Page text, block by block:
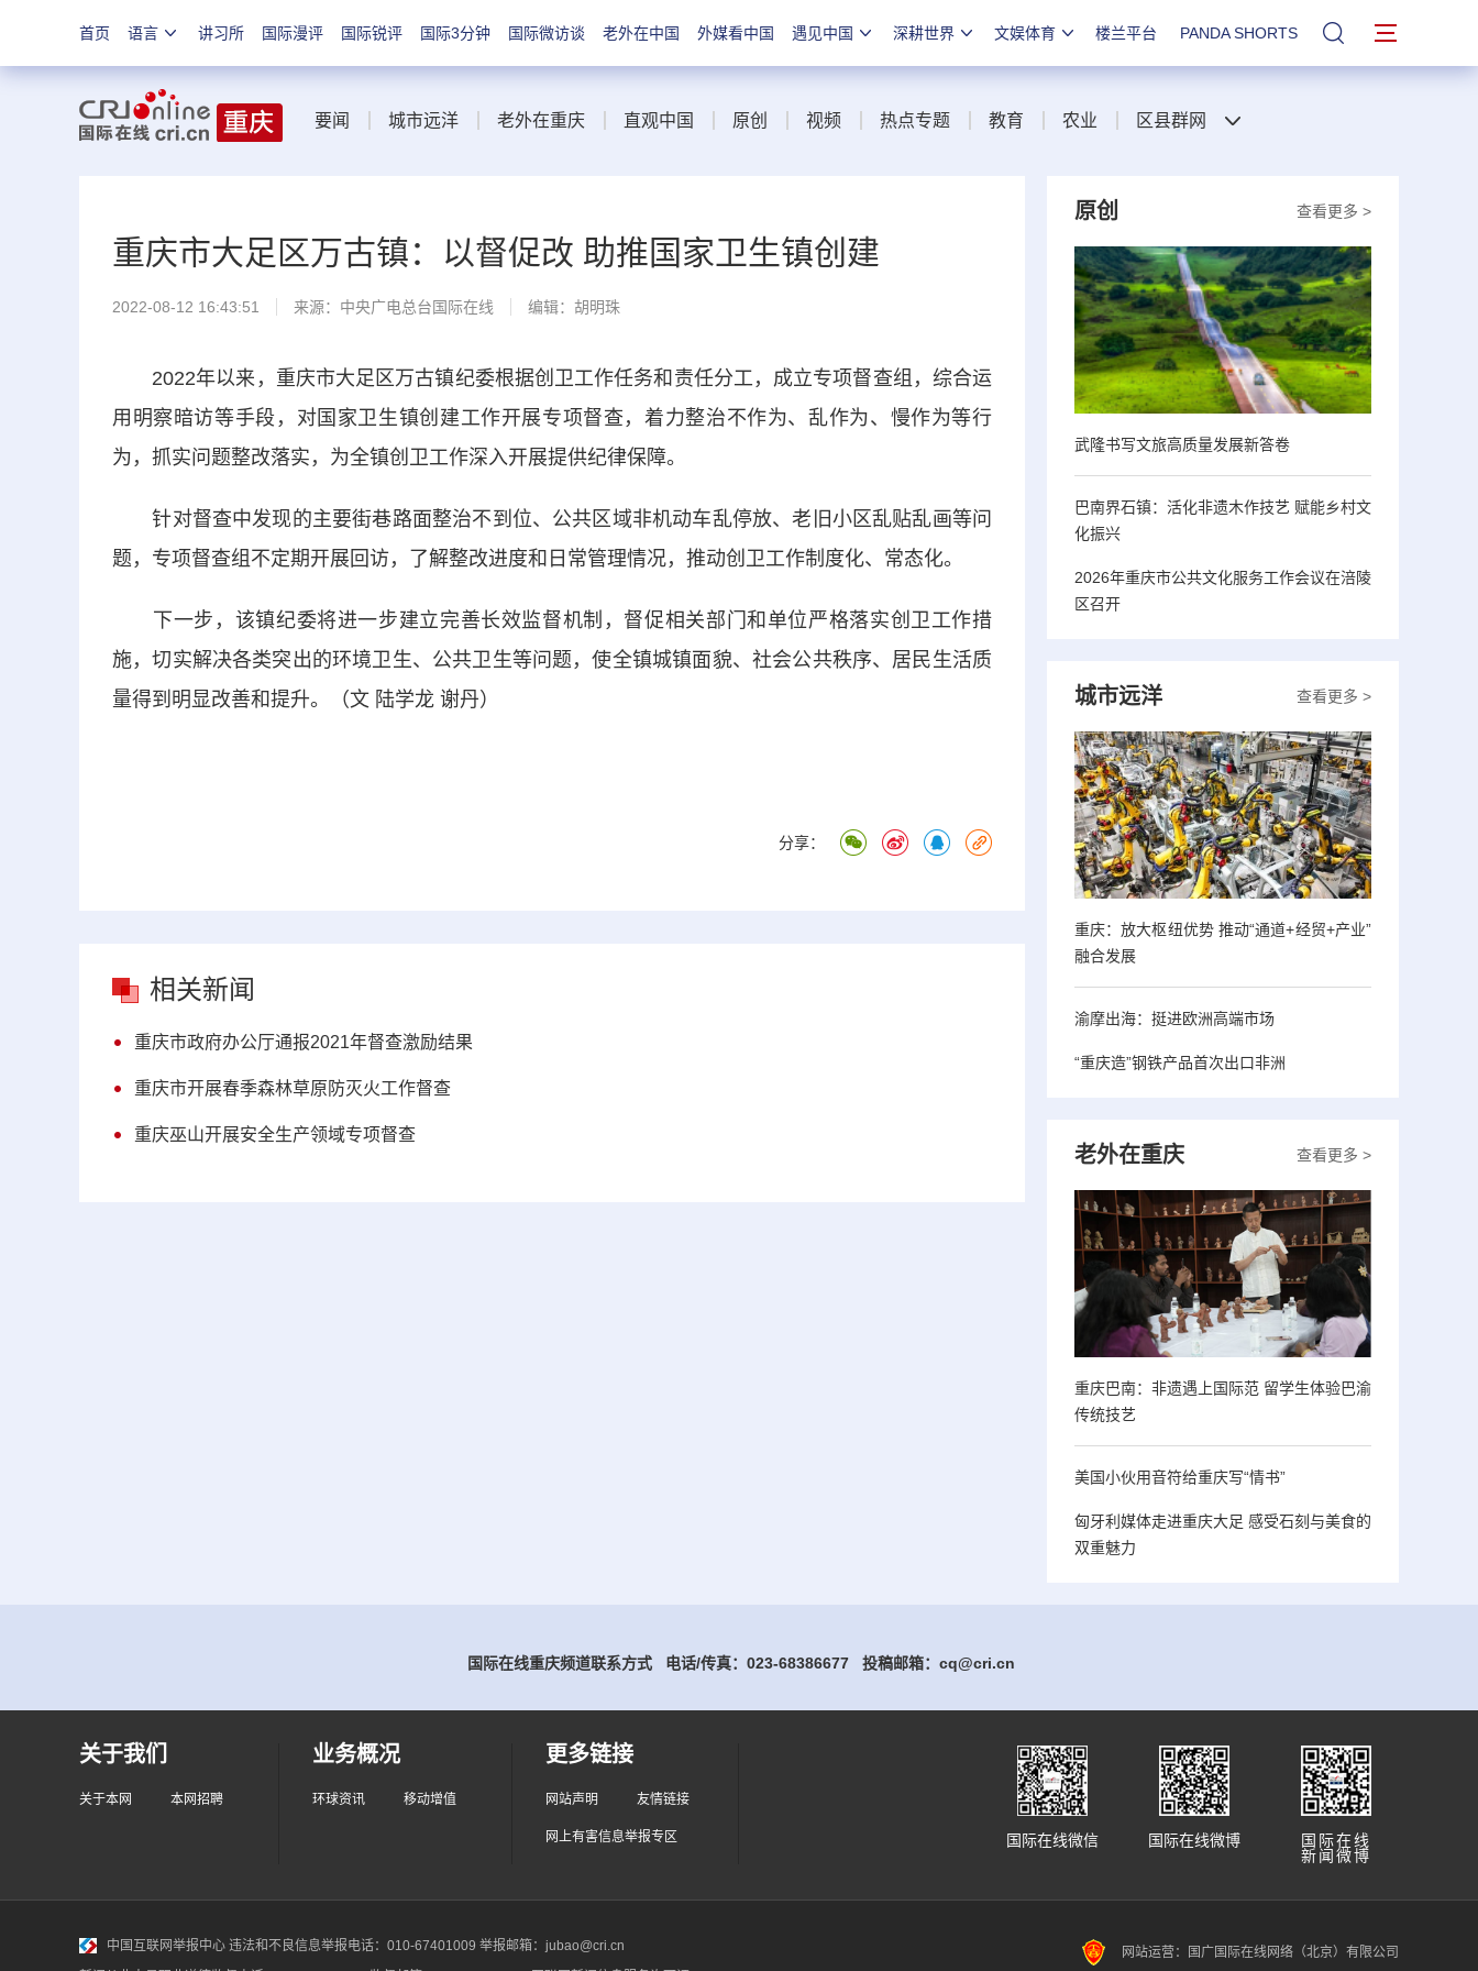
首页 语言 讲习所 国际漫评 国际锐评 国际3分钟 国际微访谈 老外在中国 外媒看中国 遇见中国 深耕世界 文娱体育 楼兰平台 PANDA SHORTS 站内搜索
要闻 城市远洋 老外在重庆 直观中国 原创 视频 热点专题 教育 农业 区县群网
重庆市大足区万古镇：以督促改 助推国家卫生镇创建
2022-08-12 16:43:51 来源： 中央广电总台国际在线 编辑：胡明珠
2022年以来，重庆市大足区万古镇纪委根据创卫工作任务和责任分工，成立专项督查组，综合运
用明察暗访等手段，对国家卫生镇创建工作开展专项督查，着力整治不作为、乱作为、慢作为等行
为，抓实问题整改落实，为全镇创卫工作深入开展提供纪律保障。
针对督查中发现的主要街巷路面整治不到位、公共区域非机动车乱停放、老旧小区乱贴乱画等问
题，专项督查组不定期开展回访，了解整改进度和日常管理情况，推动创卫工作制度化、常态化。
下一步，该镇纪委将进一步建立完善长效监督机制，督促相关部门和单位严格落实创卫工作措
施，切实解决各类突出的环境卫生、公共卫生等问题，使全镇城镇面貌、社会公共秩序、居民生活质
量得到明显改善和提升。（文 陆学龙 谢丹）
分享：
相关新闻
重庆市政府办公厅通报2021年督查激励结果
重庆市开展春季森林草原防灭火工作督查
重庆巫山开展安全生产领域专项督查
查看更多 >
原创
武隆书写文旅高质量发展新答卷
巴南界石镇：活化非遗木作技艺 赋能乡村文
化振兴
2026年重庆市公共文化服务工作会议在涪陵
区召开
查看更多 >
城市远洋
重庆：放大枢纽优势 推动“通道+经贸+产业”
融合发展
渝摩出海：挺进欧洲高端市场
“重庆造”钢铁产品首次出口非洲
查看更多 >
老外在重庆
重庆巴南：非遗遇上国际范 留学生体验巴渝
传统技艺
美国小伙用音符给重庆写“情书”
匈牙利媒体走进重庆大足 感受石刻与美食的
双重魅力
国际在线重庆频道联系方式 电话/传真：023-68386677 投稿邮箱：cq@cri.cn
关于我们
关于本网 本网招聘
业务概况
环球资讯 移动增值
更多链接
网站声明 友情链接
网上有害信息举报专区
国际在线
新闻微博
国际在线微博
国际在线微信
中国互联网举报中心 违法和不良信息举报电话：010-67401009 举报邮箱：jubao@cri.cn
网站运营：国广国际在线网络（北京）有限公司